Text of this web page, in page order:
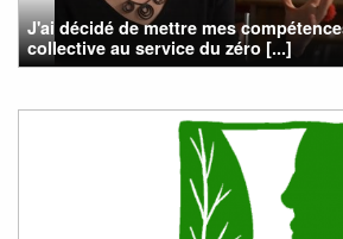
J'ai décidé de mettre mes
collective au service du zéro [...]